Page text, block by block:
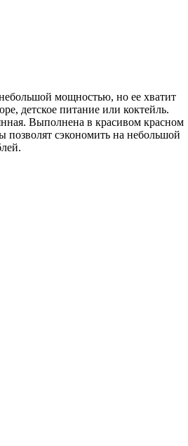
мощностью, но ее хватит
детское питание или коктейль.
Выполнена в красивом красном
позволят сэкономить на небольшой